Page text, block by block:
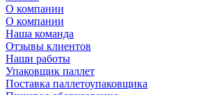
О компании
О компании
Наша команда
Отзывы клиентов
Наши работы
Упаковщик паллет
Поставка паллетоупаковщика